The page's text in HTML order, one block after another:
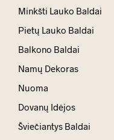
Minkšti Lauko Baldai
Pietų Lauko Baldai
Balkono Baldai
Namų Dekoras
Nuoma
Dovanų Idėjos
Šviečiantys Baldai